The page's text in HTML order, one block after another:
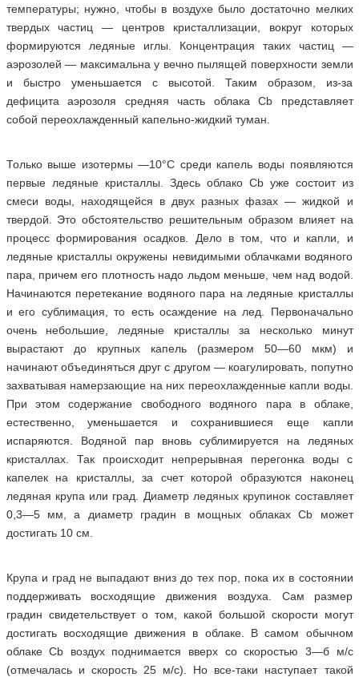
температуры; нужно, чтобы в воздухе было достаточно мелких
твердых частиц — центров кристаллизации, вокруг которых
формируются ледяные иглы. Концентрация таких частиц —
аэрозолей — максимальна у вечно пылящей поверхности земли
и быстро уменьшается с высотой. Таким образом, из-за
дефицита аэрозоля средняя часть облака Сb представляет
собой переохлажденный капельно-жидкий туман.
Только выше изотермы —10°С среди капель воды появляются
первые ледяные кристаллы. Здесь облако Сb уже состоит из
смеси воды, находящейся в двух разных фазах — жидкой и
твердой. Это обстоятельство решительным образом влияет на
процесс формирования осадков. Дело в том, что и капли, и
ледяные кристаллы окружены невидимыми облачками водяного
пара, причем его плотность надо льдом меньше, чем над водой.
Начинаются перетекание водяного пара на ледяные кристаллы
и его сублимация, то есть осаждение на лед. Первоначально
очень небольшие, ледяные кристаллы за несколько минут
вырастают до крупных капель (размером 50—60 мкм) и
начинают объединяться друг с другом — коагулировать, попутно
захватывая намерзающие на них переохлажденные капли воды.
При этом содержание свободного водяного пара в облаке,
естественно, уменьшается и сохранившиеся еще капли
испаряются. Водяной пар вновь сублимируется на ледяных
кристаллах. Так происходит непрерывная перегонка воды с
капелек на кристаллы, за счет которой образуются наконец
ледяная крупа или град. Диаметр ледяных крупинок составляет
0,3—5 мм, а диаметр градин в мощных облаках Сb может
достигать 10 см.
Крупа и град не выпадают вниз до тех пор, пока их в состоянии
поддерживать восходящие движения воздуха. Сам размер
градин свидетельствует о том, какой большой скорости могут
достигать восходящие движения в облаке. В самом обычном
облаке Сb воздух поднимается вверх со скоростью 3—б м/с
(отмечалась и скорость 25 м/с). Но все-таки наступает такой